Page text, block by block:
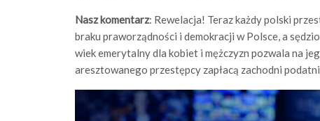
Nasz komentarz: Rewelacja! Teraz każdy polski
braku praworządności i demokracji w Polsce, a
wiek emerytalny dla kobiet i mężczyzn pozwala na
aresztowanego przestępcy zapłacą zachodni